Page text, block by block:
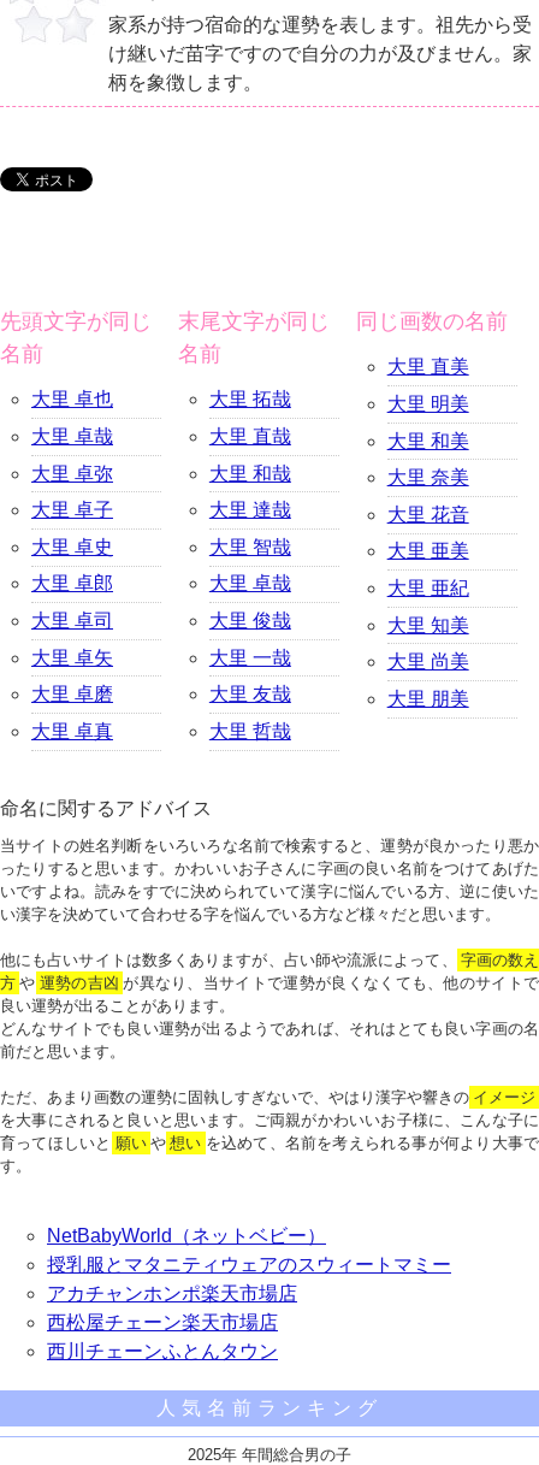
家系が持つ宿命的な運勢を表します。祖先から受
け継いだ苗字ですので自分の力が及びません。家
柄を象徴します。
先頭文字が同じ
名前
大里 卓也
大里 卓哉
大里 卓弥
大里 卓子
大里 卓史
大里 卓郎
大里 卓司
大里 卓矢
大里 卓磨
大里 卓真
末尾文字が同じ
名前
大里 拓哉
大里 直哉
大里 和哉
大里 達哉
大里 智哉
大里 卓哉
大里 俊哉
大里 一哉
大里 友哉
大里 哲哉
同じ画数の名前
大里 直美
大里 明美
大里 和美
大里 奈美
大里 花音
大里 亜美
大里 亜紀
大里 知美
大里 尚美
大里 朋美
命名に関するアドバイス
当サイトの姓名判断をいろいろな名前で検索すると、運勢が良かったり悪か
ったりすると思います。かわいいお子さんに字画の良い名前をつけてあげた
いですよね。読みをすでに決められていて漢字に悩んでいる方、逆に使いた
い漢字を決めていて合わせる字を悩んでいる方など様々だと思います。
他にも占いサイトは数多くありますが、占い師や流派によって、
字画の数え
方 や 運勢の吉凶 が異なり、当サイトで運勢が良くなくても、他のサイトで
良い運勢が出ることがあります。
どんなサイトでも良い運勢が出るようであれば、それはとても良い字画の名
前だと思います。
ただ、あまり画数の運勢に固執しすぎないで、やはり漢字や響きの イメージ
を大事にされると良いと思います。ご両親がかわいいお子様に、こんな子に
育ってほしいと 願い や 想い を込めて、名前を考えられる事が何より大事で
す。
NetBabyWorld（ネットベビー）
授乳服とマタニティウェアのスウィートマミー
アカチャンホンポ楽天市場店
西松屋チェーン楽天市場店
西川チェーンふとんタウン
人気名前ランキング
2025年 年間総合男の子